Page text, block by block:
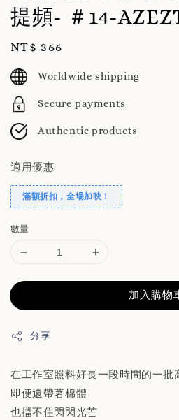
提頻- ＃14-
Regular
price
NT$ 366
Worldwide shipping
Secure payments
Authentic products
適用優惠
滿額折扣，全場加映！
數量
加入購物
分享
在工作室照料好長一段時間的一批
即便還帶著棉體
也擋不住閃閃光芒